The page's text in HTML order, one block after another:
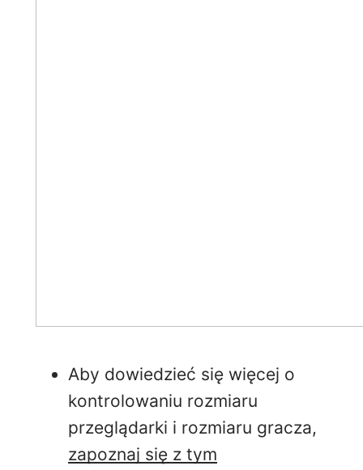
Aby dowiedzieć się więcej o
kontrolowaniu rozmiaru
przeglądarki i rozmiaru gracza,
zapoznaj się z tym